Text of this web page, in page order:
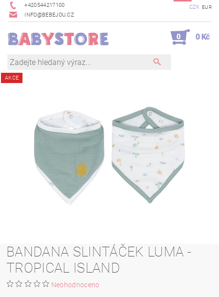
+420544217100
INFO@BEBEJOU.CZ
CZK EUR
0 0 Kč
AKCE
BANDANA SLINTÁČEK LUMA -
TROPICAL ISLAND
Neohodnoceno